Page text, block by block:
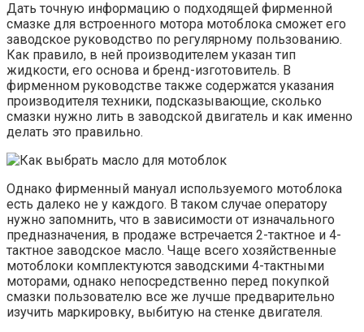
Дать точную информацию о подходящей фирменной
смазке для встроенного мотора мотоблока сможет его
заводское руководство по регулярному пользованию.
Как правило, в ней производителем указан тип
жидкости, его основа и бренд-изготовитель. В
фирменном руководстве также содержатся указания
производителя техники, подсказывающие, сколько
смазки нужно лить в заводской двигатель и как именно
делать это правильно.
Однако фирменный мануал используемого мотоблока
есть далеко не у каждого. В таком случае оператору
нужно запомнить, что в зависимости от изначального
предназначения, в продаже встречается 2-тактное и 4-
тактное заводское масло. Чаще всего хозяйственные
мотоблоки комплектуются заводскими 4-тактными
моторами, однако непосредственно перед покупкой
смазки пользователю все же лучше предварительно
изучить маркировку, выбитую на стенке двигателя.